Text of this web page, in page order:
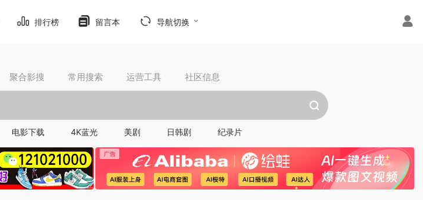
排行榜 留言本 导航切换
聚合影搜 常用搜索 运营工具 社区信息
电影下载 4K蓝光 美剧 日韩剧 纪录片